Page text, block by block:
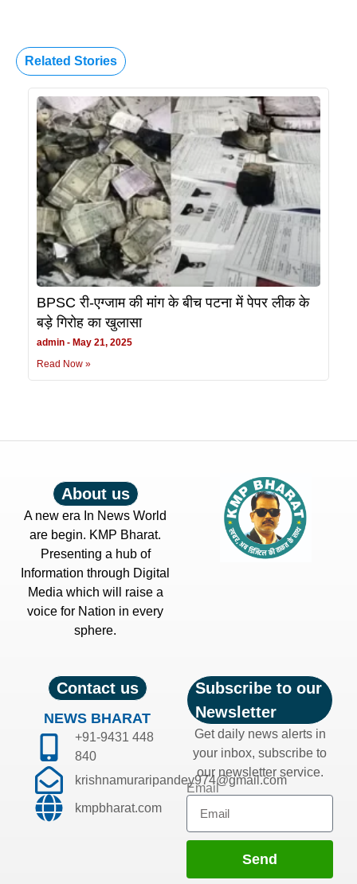
Related Stories
BPSC री-एग्जाम की मांग के बीच पटना में पेपर लीक के
बड़े गिरोह का खुलासा
admin
May 21, 2025
Read Now »
About us
A new era In News World
are begin. KMP Bharat.
Presenting a hub of
Information through Digital
Media which will raise a
voice for Nation in every
sphere.
Contact us
NEWS BHARAT
+91-9431 448
840
krishnamuraripandey974@gmail.com
kmpbharat.com
Subscribe to our
Newsletter
Get daily news alerts in
your inbox, subscribe to
our newsletter service.
Email
Send